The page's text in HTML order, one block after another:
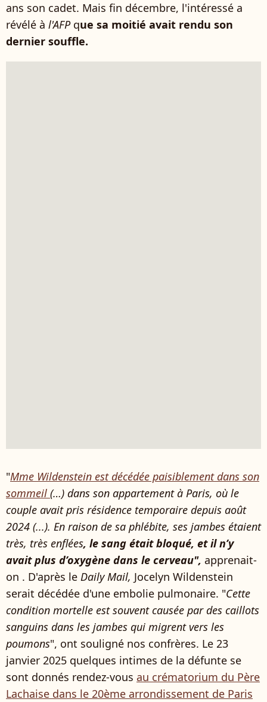
ans son cadet. Mais fin décembre, l'intéressé a
révélé à l'AFPque sa moitié avait rendu son
dernier souffle.
"Mme Wildenstein est décédée paisiblement dans son
sommeil (…) dans son appartement à Paris, où le
couple avait pris résidence temporaire depuis août
2024 (...). En raison de sa phlébite, ses jambes étaient
très, très enflées, le sang était bloqué, et il n’y
avait plus d’oxygène dans le cerveau", apprenait-
on . D'après le Daily Mail, Jocelyn Wildenstein
serait décédée d'une embolie pulmonaire. "Cette
condition mortelle est souvent causée par des caillots
sanguins dans les jambes qui migrent vers les
poumons", ont souligné nos confrères. Le 23
janvier 2025 quelques intimes de la défunte se
sont donnés rendez-vous au crématorium du Père
Lachaise dans le 20ème arrondissement de Paris